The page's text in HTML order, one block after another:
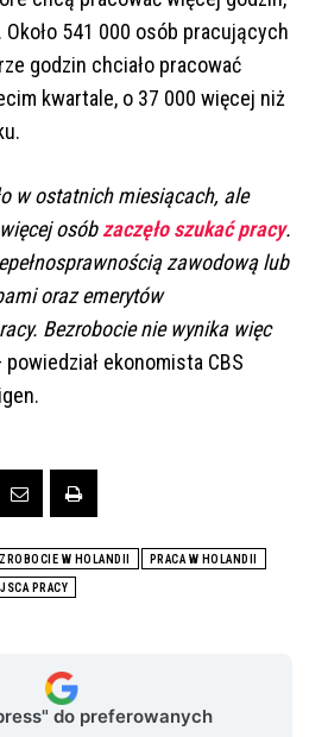
541 000 osób pracujących
godzin chciało pracować
kwartale, o 37 000 więcej niż
w ostatnich miesiącach, ale
osóbzaczęło szukać pracy.
zawodową lub
oraz emerytów
Bezrobocie nie wynika więc
ekonomista CBS
W HOLANDII PRACA W HOLANDII
PRACY
do preferowanych